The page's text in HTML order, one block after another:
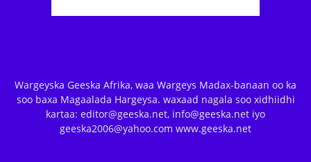
Wargeyska Geeska Afrika, waa Wargeys Madax-banaan oo ka
soo baxa Magaalada Hargeysa. waxaad nagala soo xidhiidhi
kartaa: editor@geeska.net, info@geeska.net iyo
geeska2006@yahoo.com www.geeska.net